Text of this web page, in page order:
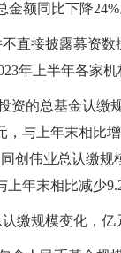
额同比下降24%
直接披露募资
年上半年各家
资的总基金认缴
与上年末相比
创伟业总认缴
年末相比减少
缴规模变化，亿